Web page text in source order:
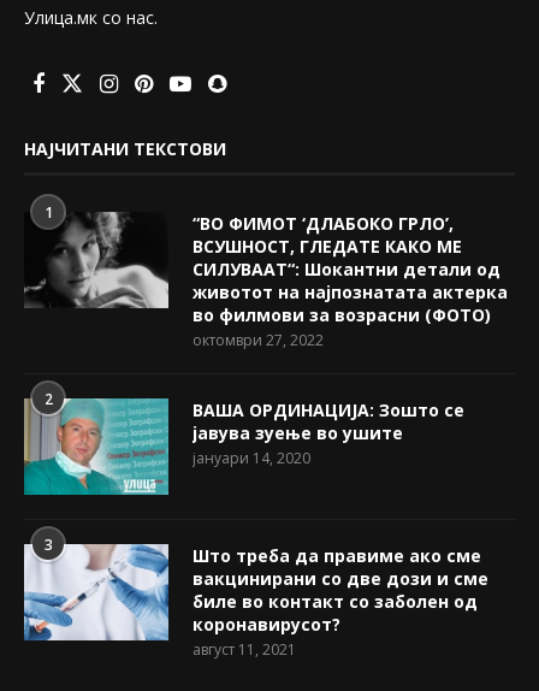
Улица.мк со нас.
НАЈЧИТАНИ ТЕКСТОВИ
1
“ВО ФИМОТ ‘ДЛАБОКО ГРЛО’,
ВСУШНОСТ, ГЛЕДАТЕ КАКО МЕ
СИЛУВААТ“: Шокантни детали од
животот на најпознатата актерка
во филмови за возрасни (ФОТО)
октомври 27, 2022
2
ВАША ОРДИНАЦИЈА: Зошто се
јавува зуење во ушите
јануари 14, 2020
3
Што треба да правиме ако сме
вакцинирани со две дози и сме
биле во контакт со заболен од
коронавирусот?
август 11, 2021